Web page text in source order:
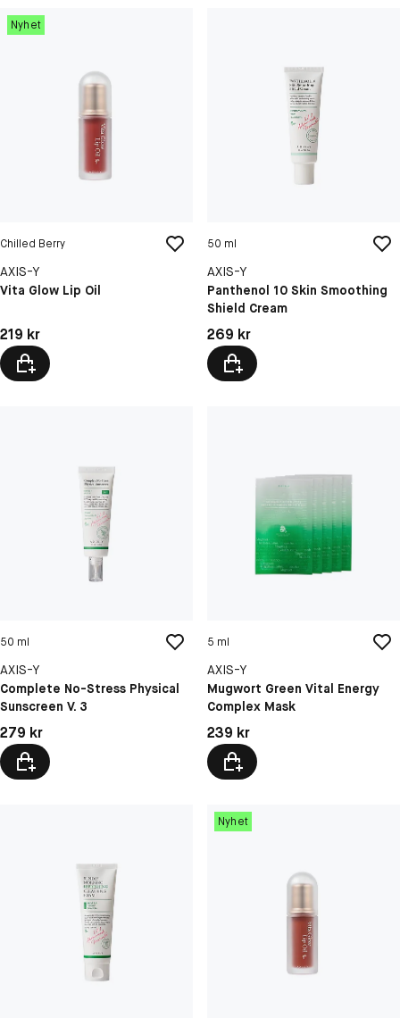
Nyhet
Chilled Berry
AXIS-Y
Vita Glow Lip Oil
Pris: 219 kr
219 kr
50 ml
AXIS-Y
Panthenol 10 Skin Smoothing
Shield Cream
Pris: 269 kr
269 kr
50 ml
AXIS-Y
Complete No-Stress Physical
Sunscreen V. 3
Pris: 279 kr
279 kr
5 ml
AXIS-Y
Mugwort Green Vital Energy
Complex Mask
Pris: 239 kr
239 kr
Nyhet